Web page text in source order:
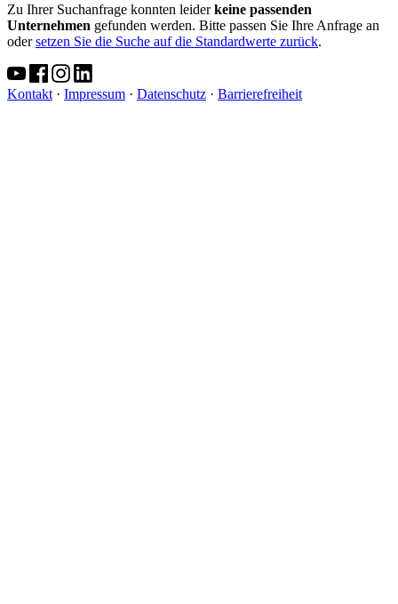
Zu Ihrer Suchanfrage konnten leiderkeine passenden
Unternehmen gefunden werden. Bitte passen Sie Ihre Anfrage an
odersetzen Sie die Suche auf die Standardwerte zurück.
Kontakt · Impressum · Datenschutz · Barrierefreiheit